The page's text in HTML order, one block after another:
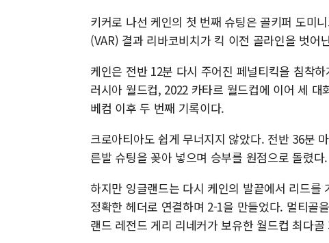
키커로 나선 케인의 첫 번째 슈팅은 골키퍼 도미
(VAR) 결과 리바코비치가 킥 이전 골라인을 벗어
케인은 전반 12분 다시 주어진 페널티킥을 침착
러시아 월드컵, 2022 카타르 월드컵에 이어 세
베컴 이후 두 번째 기록이다.
크로아티아도 쉽게 무너지지 않았다. 전반 36분
른발 슈팅을 꽂아 넣으며 승부를 원점으로 돌렸다.
하지만 잉글랜드는 다시 케인의 발끝에서 리드
정확한 헤더로 연결하며 2-1을 만들었다. 멀티골
랜드 레전드 게리 리네커가 보유한 월드컵 최다